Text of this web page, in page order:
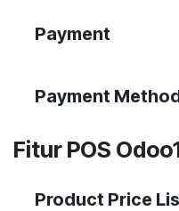
Payment
Payment
Fitur POS
Product Price